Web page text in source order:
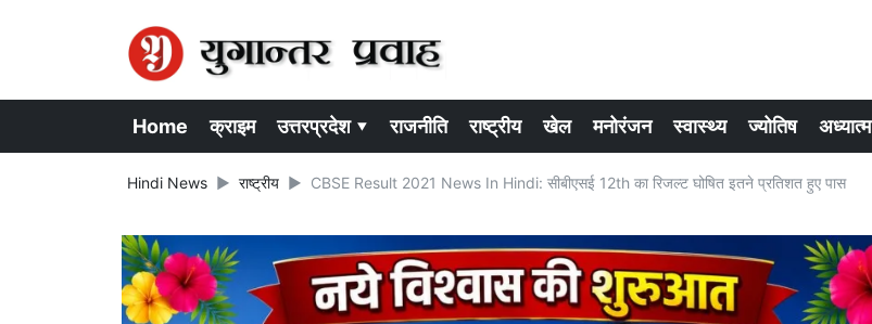
Home क्राइम उत्तरप्रदेश ▾ राजनीति राष्ट्रीय खेल मनोरंजन स्वास्थ्य ज्योतिष अध्यात्म
Hindi News राष्ट्रीय CBSE Result 2021 News In Hindi: सीबीएसई 12th का रिजल्ट घोषित इतने प्रतिशत हुए पास